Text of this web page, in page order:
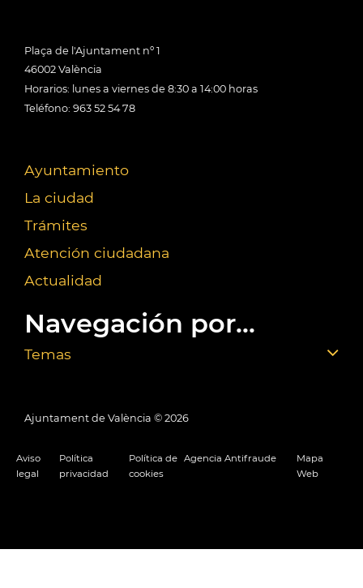
Plaça de l'Ajuntament nº 1
46002 València
Horarios: lunes a viernes de 8:30 a 14:00 horas
Teléfono: 963 52 54 78
Ayuntamiento
La ciudad
Trámites
Atención ciudadana
Actualidad
Navegación por...
Temas
Ajuntament de València © 2026
Aviso
legal
Política
privacidad
Política de
cookies
Agencia Antifraude
Mapa
Web